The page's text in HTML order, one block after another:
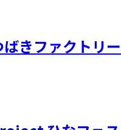
ばきファクトリ